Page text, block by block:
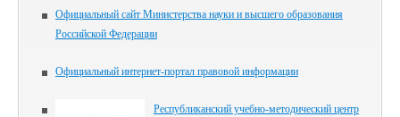
Официальный сайт Министерства науки и высшего образования
Российской Федерации
Официальный интернет-портал правовой информации
Республиканский учебно-методический центр